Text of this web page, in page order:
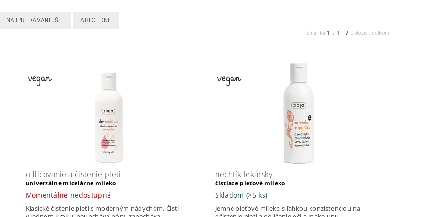
NAJPREDÁVANEJŠIE ABECEDNE
Stránka 1 z 1 - 7 položiek celkom
odličovanie a čistenie pleti
univerzálne micelárne mlieko
Momentálne nedostupné
Klasické čistenie pleti s moderným nádychom. Čistí
nechtík lekársky
čistiace pleťové mlieko
Skladom (>5 ks)
Jemné pleťové mlieko s ľahkou konzistenciou na